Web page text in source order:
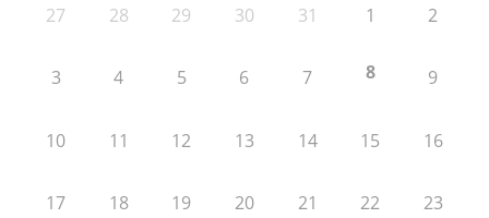
27 28 29 30 31 1 2
3 4 5 6 7 8 9
10 11 12 13 14 15 16
17 18 19 20 21 22 23